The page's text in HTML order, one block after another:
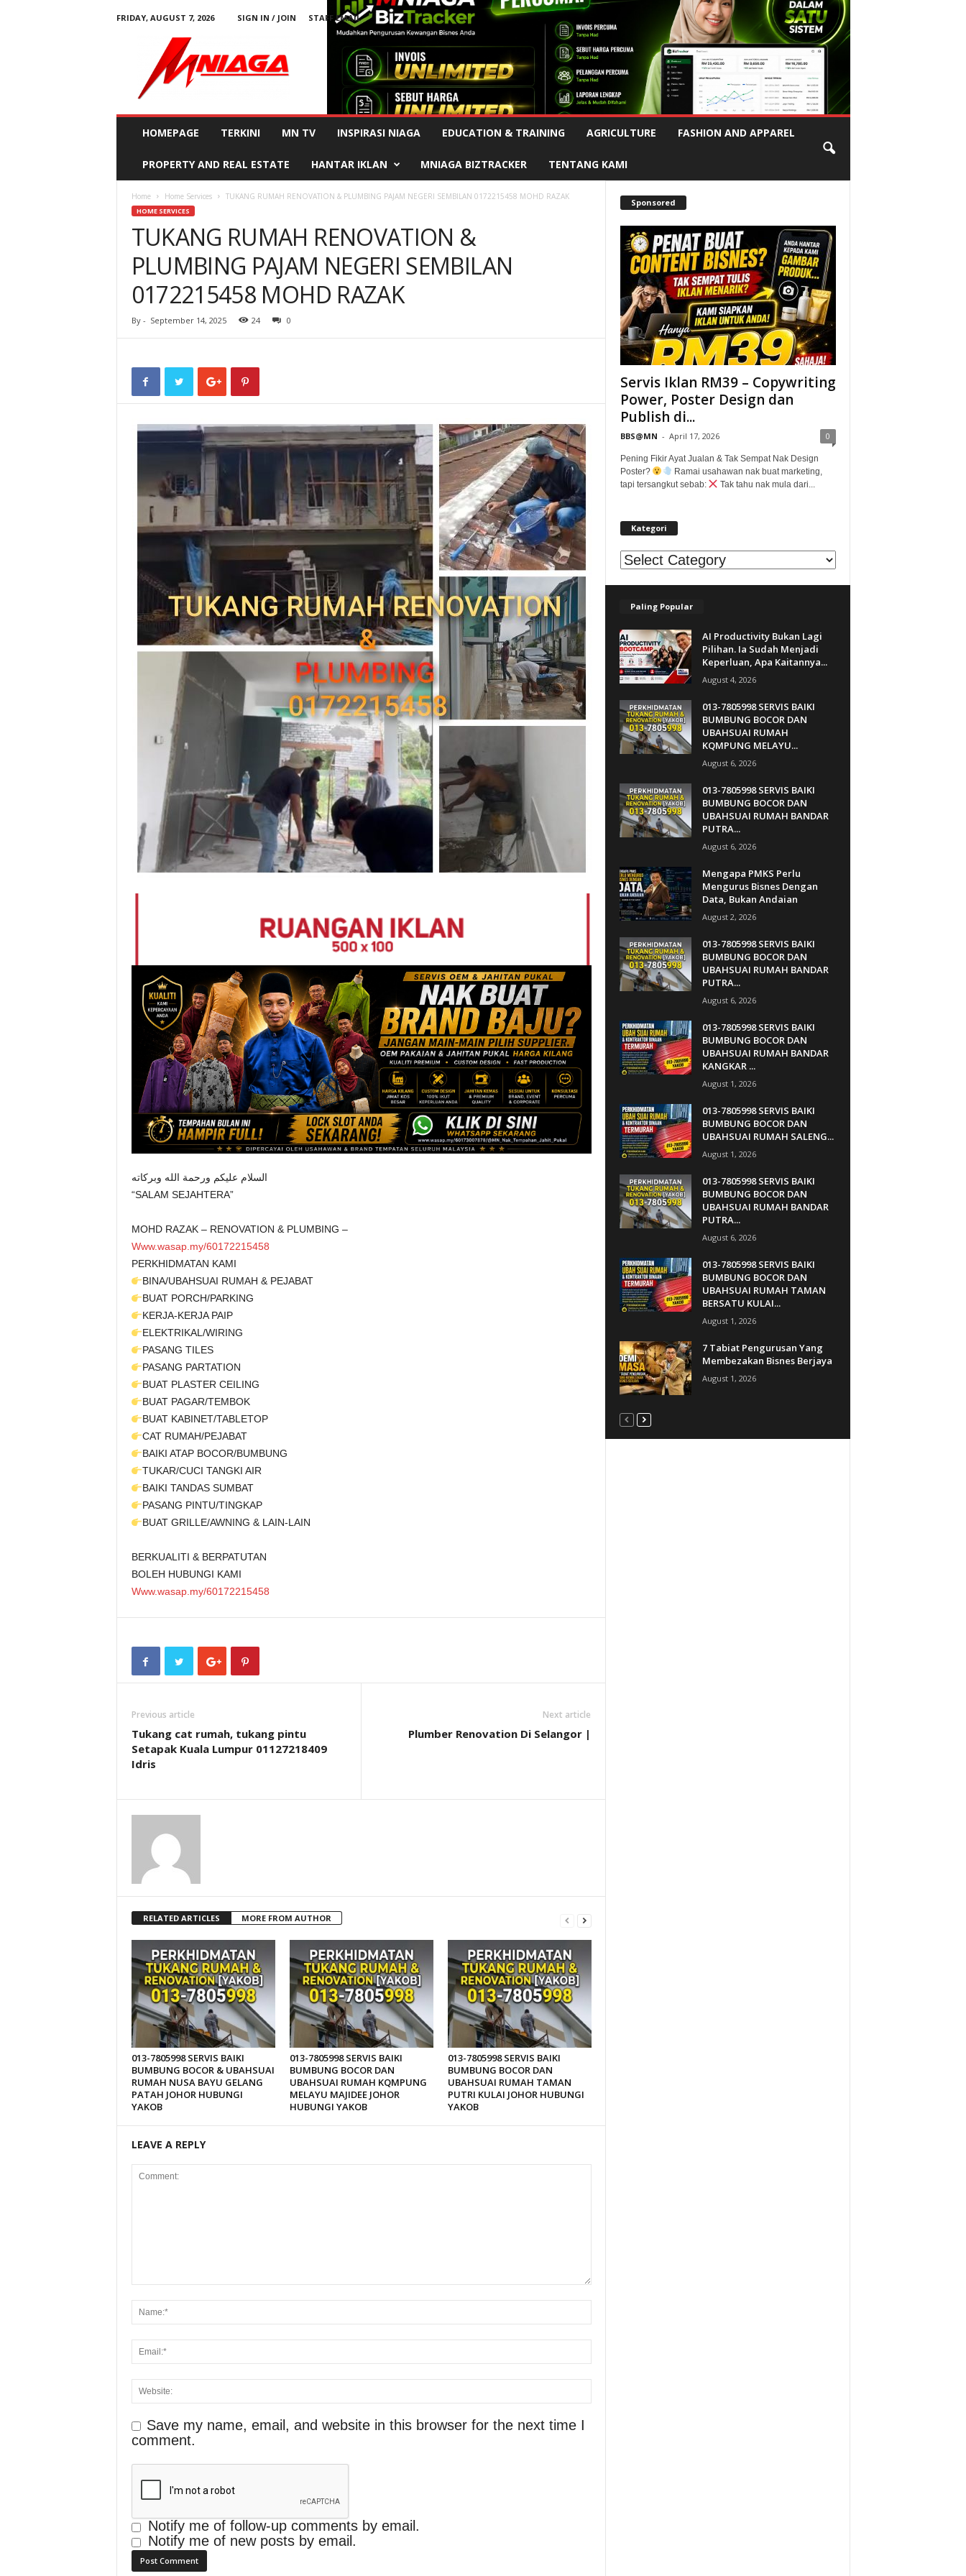
FRIDAY, AUGUST 7, 2026 SIGN IN / JOIN STAFF EMAIL
Advertisement
HOMEPAGE TERKINI MN TV INSPIRASI NIAGA EDUCATION & TRAINING AGRICULTURE FASHION AND APPAREL
PROPERTY AND REAL ESTATE HANTAR IKLAN MNIAGA BIZTRACKER TENTANG KAMI
Home Home Services TUKANG RUMAH RENOVATION & PLUMBING PAJAM NEGERI SEMBILAN 0172215458 MOHD RAZAK
HOME SERVICES
TUKANG RUMAH RENOVATION &
PLUMBING PAJAM NEGERI SEMBILAN
0172215458 MOHD RAZAK
By - September 14, 2025 24 0
السلام عليكم ورحمة الله وبركاته
“SALAM SEJAHTERA”
MOHD RAZAK – RENOVATION & PLUMBING –
Www.wasap.my/60172215458
PERKHIDMATAN KAMI
BINA/UBAHSUAI RUMAH & PEJABAT
BUAT PORCH/PARKING
KERJA-KERJA PAIP
ELEKTRIKAL/WIRING
PASANG TILES
PASANG PARTATION
BUAT PLASTER CEILING
BUAT PAGAR/TEMBOK
BUAT KABINET/TABLETOP
CAT RUMAH/PEJABAT
BAIKI ATAP BOCOR/BUMBUNG
TUKAR/CUCI TANGKI AIR
BAIKI TANDAS SUMBAT
PASANG PINTU/TINGKAP
BUAT GRILLE/AWNING & LAIN-LAIN
BERKUALITI & BERPATUTAN
BOLEH HUBUNGI KAMI
Www.wasap.my/60172215458
Previous article
Tukang cat rumah, tukang pintu
Setapak Kuala Lumpur 01127218409
Idris
Next article
Plumber Renovation Di Selangor |
RELATED ARTICLES MORE FROM AUTHOR
013-7805998 SERVIS BAIKI
BUMBUNG BOCOR & UBAHSUAI
RUMAH NUSA BAYU GELANG
PATAH JOHOR HUBUNGI
YAKOB
013-7805998 SERVIS BAIKI
BUMBUNG BOCOR DAN
UBAHSUAI RUMAH KQMPUNG
MELAYU MAJIDEE JOHOR
HUBUNGI YAKOB
013-7805998 SERVIS BAIKI
BUMBUNG BOCOR DAN
UBAHSUAI RUMAH TAMAN
PUTRI KULAI JOHOR HUBUNGI
YAKOB
LEAVE A REPLY
Save my name, email, and website in this browser for the next time I
comment.
Notify me of follow-up comments by email.
Notify me of new posts by email.
Sponsored
Servis Iklan RM39 – Copywriting
Power, Poster Design dan
Publish di...
BBS@MN - April 17, 2026 0
Pening Fikir Ayat Jualan & Tak Sempat Nak Design
Poster?
Ramai usahawan nak buat marketing,
tapi tersangkut sebab:
Tak tahu nak mula dari...
Kategori
Kategori
Paling Popular
AI Productivity Bukan Lagi
Pilihan. Ia Sudah Menjadi
Keperluan, Apa Kaitannya...
August 4, 2026
013-7805998 SERVIS BAIKI
BUMBUNG BOCOR DAN
UBAHSUAI RUMAH
KQMPUNG MELAYU...
August 6, 2026
013-7805998 SERVIS BAIKI
BUMBUNG BOCOR DAN
UBAHSUAI RUMAH BANDAR
PUTRA...
August 6, 2026
Mengapa PMKS Perlu
Mengurus Bisnes Dengan
Data, Bukan Andaian
August 2, 2026
013-7805998 SERVIS BAIKI
BUMBUNG BOCOR DAN
UBAHSUAI RUMAH BANDAR
PUTRA...
August 6, 2026
013-7805998 SERVIS BAIKI
BUMBUNG BOCOR DAN
UBAHSUAI RUMAH BANDAR
KANGKAR ...
August 1, 2026
013-7805998 SERVIS BAIKI
BUMBUNG BOCOR DAN
UBAHSUAI RUMAH SALENG...
August 1, 2026
013-7805998 SERVIS BAIKI
BUMBUNG BOCOR DAN
UBAHSUAI RUMAH BANDAR
PUTRA...
August 6, 2026
013-7805998 SERVIS BAIKI
BUMBUNG BOCOR DAN
UBAHSUAI RUMAH TAMAN
BERSATU KULAI...
August 1, 2026
7 Tabiat Pengurusan Yang
Membezakan Bisnes Berjaya
August 1, 2026